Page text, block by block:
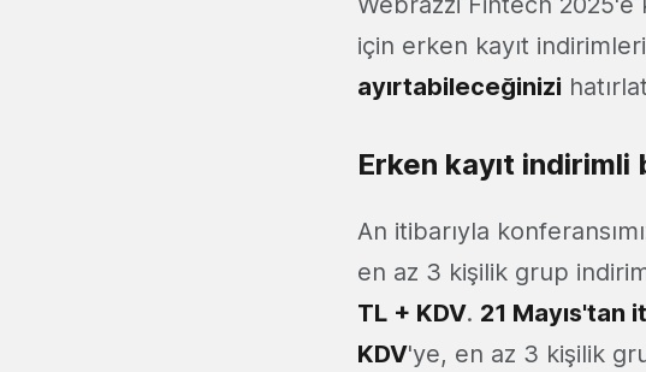
için erken kayıt
ayırtabileceğinizi
Erken kayıt
An itibarıyla
en az 3 kişilik grup
TL + KDV. 21 Mayıs'tan
KDV'ye, en az 3 kişilik